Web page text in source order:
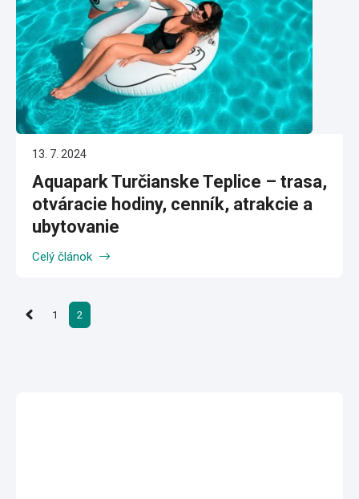
13. 7. 2024
Aquapark Turčianske Teplice – trasa,
otváracie hodiny, cenník, atrakcie a
ubytovanie
Celý článok
1 2